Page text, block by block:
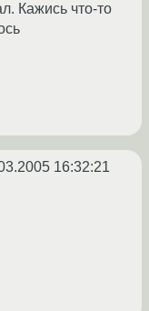
Кажись что-то
16:32:21